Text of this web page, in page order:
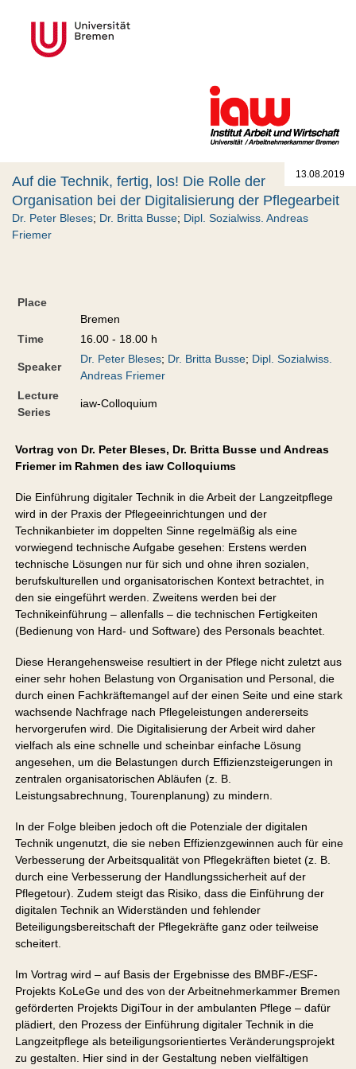
13.08.2019
Auf die Technik, fertig, los! Die Rolle der
Organisation bei der Digitalisierung der Pflegearbeit
Dr. Peter Bleses; Dr. Britta Busse; Dipl. Sozialwiss. Andreas
Friemer
Place
Bremen
Time
16.00 - 18.00 h
Speaker
Dr. Peter Bleses; Dr. Britta Busse; Dipl. Sozialwiss.
Andreas Friemer
Lecture
Series
iaw-Colloquium
Vortrag von Dr. Peter Bleses, Dr. Britta Busse und Andreas
Friemer im Rahmen des iaw Colloquiums
Die Einführung digitaler Technik in die Arbeit der Langzeitpflege
wird in der Praxis der Pflegeeinrichtungen und der
Technikanbieter im doppelten Sinne regelmäßig als eine
vorwiegend technische Aufgabe gesehen: Erstens werden
technische Lösungen nur für sich und ohne ihren sozialen,
berufskulturellen und organisatorischen Kontext betrachtet, in
den sie eingeführt werden. Zweitens werden bei der
Technikeinführung – allenfalls – die technischen Fertigkeiten
(Bedienung von Hard- und Software) des Personals beachtet.
Diese Herangehensweise resultiert in der Pflege nicht zuletzt aus
einer sehr hohen Belastung von Organisation und Personal, die
durch einen Fachkräftemangel auf der einen Seite und eine stark
wachsende Nachfrage nach Pflegeleistungen andererseits
hervorgerufen wird. Die Digitalisierung der Arbeit wird daher
vielfach als eine schnelle und scheinbar einfache Lösung
angesehen, um die Belastungen durch Effizienzsteigerungen in
zentralen organisatorischen Abläufen (z. B.
Leistungsabrechnung, Tourenplanung) zu mindern.
In der Folge bleiben jedoch oft die Potenziale der digitalen
Technik ungenutzt, die sie neben Effizienzgewinnen auch für eine
Verbesserung der Arbeitsqualität von Pflegekräften bietet (z. B.
durch eine Verbesserung der Handlungssicherheit auf der
Pflegetour). Zudem steigt das Risiko, dass die Einführung der
digitalen Technik an Widerständen und fehlender
Beteiligungsbereitschaft der Pflegekräfte ganz oder teilweise
scheitert.
Im Vortrag wird – auf Basis der Ergebnisse des BMBF-/ESF-
Projekts KoLeGe und des von der Arbeitnehmerkammer Bremen
geförderten Projekts DigiTour in der ambulanten Pflege – dafür
plädiert, den Prozess der Einführung digitaler Technik in die
Langzeitpflege als beteiligungsorientiertes Veränderungsprojekt
zu gestalten. Hier sind in der Gestaltung neben vielfältigen